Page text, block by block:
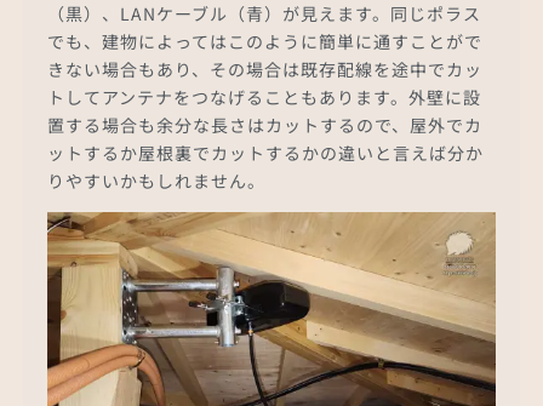
（黒）、LANケーブル（青）が見えます。同じポラス
でも、建物によってはこのように簡単に通すことがで
きない場合もあり、その場合は既存配線を途中でカッ
トしてアンテナをつなげることもあります。外壁に設
置する場合も余分な長さはカットするので、屋外でカ
ットするか屋根裏でカットするかの違いと言えば分か
りやすいかもしれません。